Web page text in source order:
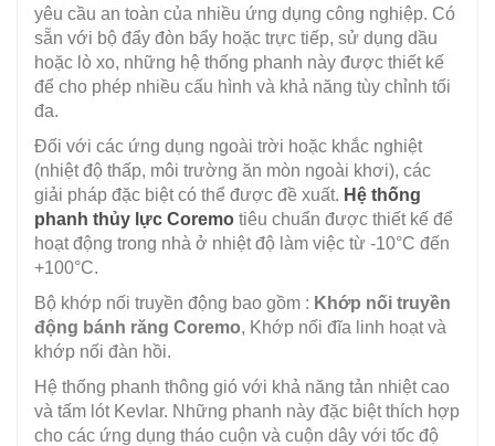
yêu cầu an toàn của nhiều ứng dụng công nghiệp. Có
sẵn với bộ đẩy đòn bẩy hoặc trực tiếp, sử dụng dầu
hoặc lò xo, những hệ thống phanh này được thiết kế
để cho phép nhiều cấu hình và khả năng tùy chỉnh tối
đa.
Đối với các ứng dụng ngoài trời hoặc khắc nghiệt
(nhiệt độ thấp, môi trường ăn mòn ngoài khơi), các
giải pháp đặc biệt có thể được đề xuất. Hệ thống
phanh thủy lực Coremo tiêu chuẩn được thiết kế để
hoạt động trong nhà ở nhiệt độ làm việc từ -10°C đến
+100°C.
Bộ khớp nối truyền động bao gồm : Khớp nối truyền
động bánh răng Coremo, Khớp nối đĩa linh hoạt và
khớp nối đàn hồi.
Hệ thống phanh thông gió với khả năng tản nhiệt cao
và tấm lót Kevlar. Những phanh này đặc biệt thích hợp
cho các ứng dụng tháo cuộn và cuộn dây với tốc độ